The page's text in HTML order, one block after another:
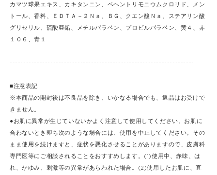
カマツ球果エキス、カキタンニン、ベヘントリモニウムクロリド、メン
トール、香料、ＥＤＴＡ－２Ｎａ、ＢＧ、クエン酸Ｎａ、ステアリン酸
グリセリル、硫酸亜鉛、メチルパラベン、プロピルパラベン、黄４、赤
１０６、青１
--------------------------------------------------------------------
■注意表記
※本商品の開封後は不良品を除き、いかなる場合でも、返品はお受けで
きません。
●お肌に異常が生じていないかよく注意して使用してください。お肌に
合わないとき即ち次のような場合には、使用を中止してください。その
まま使用を続けますと、症状を悪化させることがありますので、皮膚科
専門医等にご相談されることをおすすめします。(1)使用中、赤味、は
れ、かゆみ、刺激等の異常があらわれた場合。(2)使用したお肌に、直